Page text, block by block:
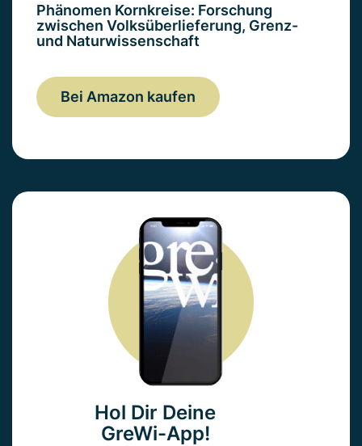
Phänomen Kornkreise: Forschung
zwischen Volksüberlieferung, Grenz-
und Naturwissenschaft
Bei Amazon kaufen
Hol Dir Deine
GreWi-App!